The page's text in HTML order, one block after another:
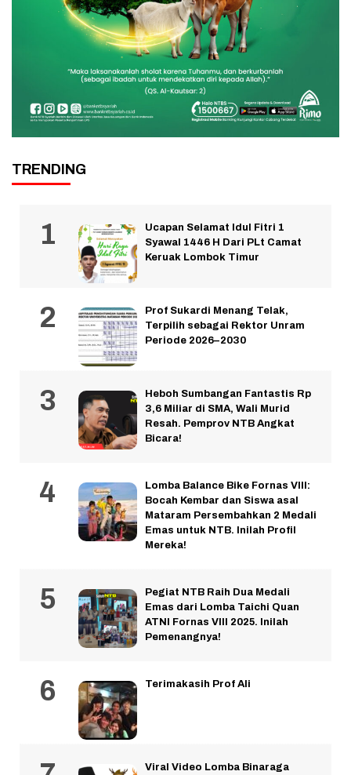
TRENDING
Ucapan Selamat Idul Fitri 1
Syawal 1446 H Dari PLt Camat
Keruak Lombok Timur
Prof Sukardi Menang Telak,
Terpilih sebagai Rektor Unram
Periode 2026–2030
Heboh Sumbangan Fantastis Rp
3,6 Miliar di SMA, Wali Murid
Resah. Pemprov NTB Angkat
Bicara!
Lomba Balance Bike Fornas VIII:
Bocah Kembar dan Siswa asal
Mataram Persembahkan 2 Medali
Emas untuk NTB. Inilah Profil
Mereka!
Pegiat NTB Raih Dua Medali
Emas dari Lomba Taichi Quan
ATNI Fornas VIII 2025. Inilah
Pemenangnya!
Terimakasih Prof Ali
Viral Video Lomba Binaraga